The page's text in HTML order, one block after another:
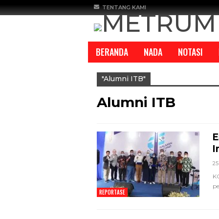
TENTANG KAMI
BERANDA NADA NOTASI
"alumni ITB"
Alumni ITB
REPORTASE
REPORTASE